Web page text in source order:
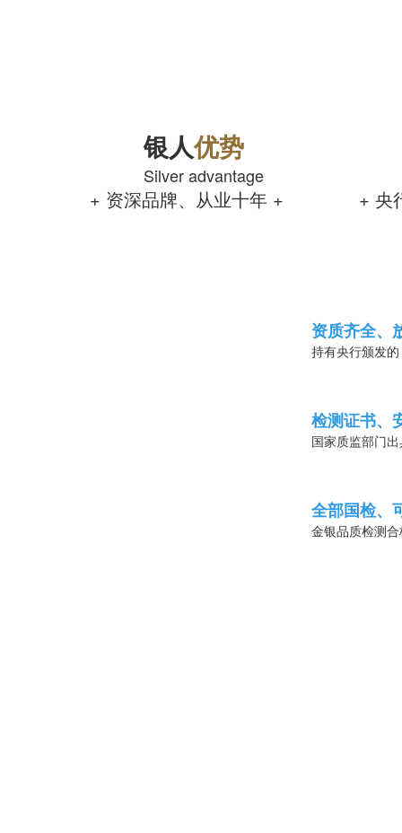
银人优势
Silver advantage
+ 资深品牌、从业十年 + + 央
资质齐全、
持有央行颁发
检测证书、
国家质监部门
全部国检、
金银品质检测